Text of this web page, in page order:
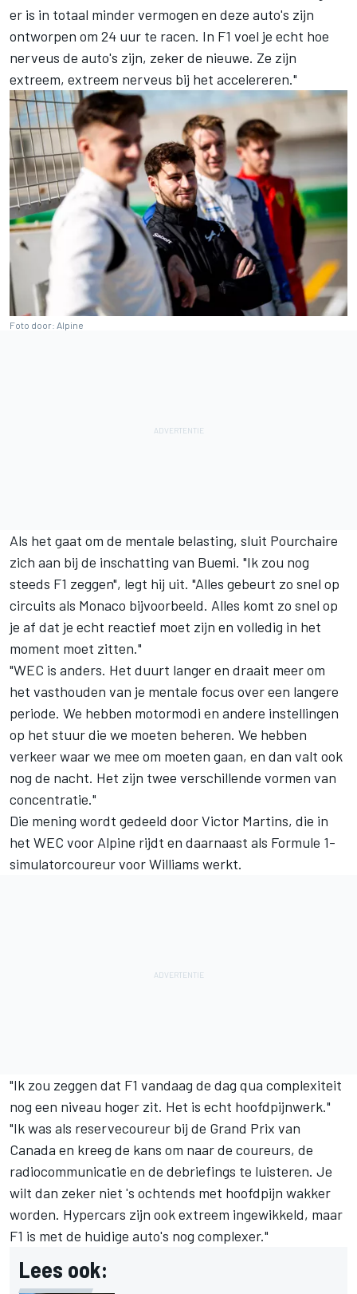
er is in totaal minder vermogen en deze auto's zijn
ontworpen om 24 uur te racen. In F1 voel je echt hoe
nerveus de auto's zijn, zeker de nieuwe. Ze zijn
extreem, extreem nerveus bij het accelereren."
Foto door: Alpine
Als het gaat om de mentale belasting, sluit Pourchaire
zich aan bij de inschatting van Buemi. "Ik zou nog
steeds F1 zeggen", legt hij uit. "Alles gebeurt zo snel op
circuits als Monaco bijvoorbeeld. Alles komt zo snel op
je af dat je echt reactief moet zijn en volledig in het
moment moet zitten."
"WEC is anders. Het duurt langer en draait meer om
het vasthouden van je mentale focus over een langere
periode. We hebben motormodi en andere instellingen
op het stuur die we moeten beheren. We hebben
verkeer waar we mee om moeten gaan, en dan valt ook
nog de nacht. Het zijn twee verschillende vormen van
concentratie."
Die mening wordt gedeeld door Victor Martins, die in
het WEC voor Alpine rijdt en daarnaast als Formule 1-
simulatorcoureur voorWilliams werkt.
"Ik zou zeggen dat F1 vandaag de dag qua complexiteit
nog een niveau hoger zit. Het is echt hoofdpijnwerk."
"Ik was als reservecoureur bij de Grand Prix van
Canada en kreeg de kans om naar de coureurs, de
radiocommunicatie en de debriefings te luisteren. Je
wilt dan zeker niet 's ochtends met hoofdpijn wakker
worden. Hypercars zijn ook extreem ingewikkeld, maar
F1 is met de huidige auto's nog complexer."
Lees ook: